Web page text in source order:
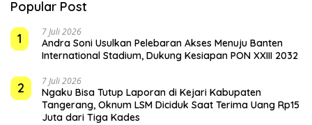
Popular Post
1
7 Juli 2026
Andra Soni Usulkan Pelebaran Akses Menuju Banten
International Stadium, Dukung Kesiapan PON XXIII 2032
2 7 Juli 2026
Ngaku Bisa Tutup Laporan di Kejari Kabupaten
Tangerang, Oknum LSM Diciduk Saat Terima Uang Rp15
Juta dari Tiga Kades